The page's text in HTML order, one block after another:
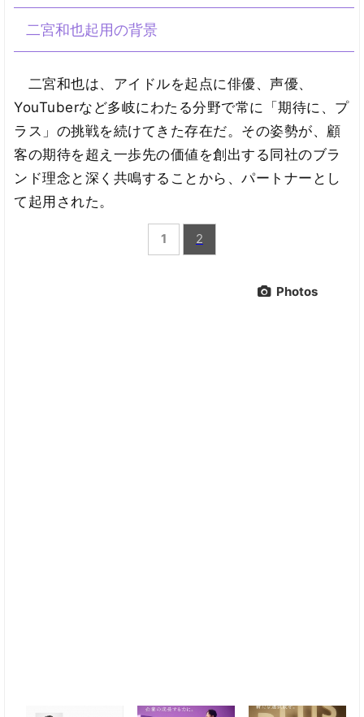
二宮和也起用の背景
二宮和也は、アイドルを起点に俳優、声優、
YouTuberなど多岐にわたる分野で常に「期待に、プ
ラス」の挑戦を続けてきた存在だ。その姿勢が、顧
客の期待を超え一歩先の価値を創出する同社のブラ
ンド理念と深く共鳴することから、パートナーとし
て起用された。
1 2
Photos